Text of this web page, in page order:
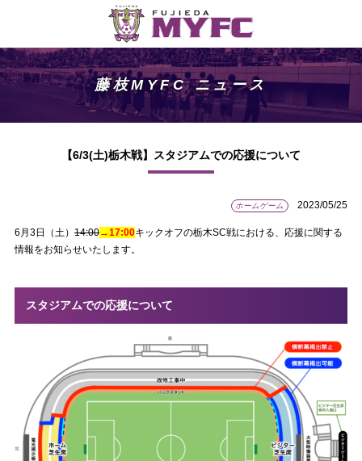
藤枝MYFC ニュース
【6/3(土)栃木戦】スタジアムでの応援について
ホームゲーム 2023/05/25
6月3日（土） 14:00→17:00キックオフの栃木SC戦における、応援に関する
情報をお知らせいたします。
スタジアムでの応援について